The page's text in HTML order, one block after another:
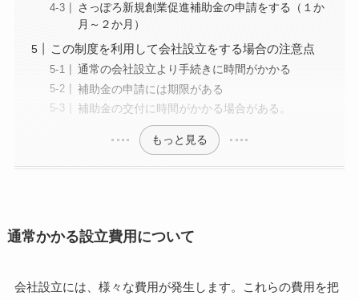
さっぽろ新規創業促進補助金の申請をする（１か
月～２か月）
この制度を利用して会社設立をする場合の注意点
通常の会社設立より手続きに時間がかかる
補助金の申請には期限がある
補助金の交付に時間がかかる場合がある。
もっと見る
通常かかる設立費用について
会社設立には、様々な費用が発生します。これらの費用を把